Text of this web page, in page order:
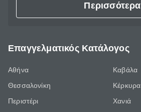
Περισσότερα
Επαγγελματικός Κατάλογος
Αθήνα
Θεσσαλονίκη
Περιστέρι
Καβάλα
Κέρκυρα
Χανιά